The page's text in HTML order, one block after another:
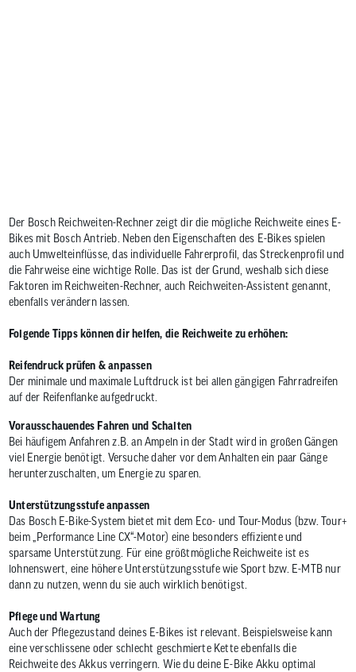
Der Bosch Reichweiten-Rechner zeigt dir die mögliche Reichweite eines E-
Bikes mit Bosch Antrieb. Neben den Eigenschaften des E-Bikes spielen
auch Umwelteinflüsse, das individuelle Fahrerprofil, das Streckenprofil und
die Fahrweise eine wichtige Rolle. Das ist der Grund, weshalb sich diese
Faktoren im Reichweiten-Rechner, auch Reichweiten-Assistent genannt,
ebenfalls verändern lassen.
Folgende Tipps können dir helfen, die Reichweite zu erhöhen:
Reifendruck prüfen & anpassen
Der minimale und maximale Luftdruck ist bei allen gängigen Fahrradreifen
auf der Reifenflanke aufgedruckt.
Vorausschauendes Fahren und Schalten
Bei häufigem Anfahren z.B. an Ampeln in der Stadt wird in großen Gängen
viel Energie benötigt. Versuche daher vor dem Anhalten ein paar Gänge
herunterzuschalten, um Energie zu sparen.
Unterstützungsstufe anpassen
Das Bosch E-Bike-System bietet mit dem Eco- und Tour-Modus (bzw. Tour+
beim „Performance Line CX“-Motor) eine besonders effiziente und
sparsame Unterstützung. Für eine größtmögliche Reichweite ist es
lohnenswert, eine höhere Unterstützungsstufe wie Sport bzw. E-MTB nur
dann zu nutzen, wenn du sie auch wirklich benötigst.
Pflege und Wartung
Auch der Pflegezustand deines E-Bikes ist relevant. Beispielsweise kann
eine verschlissene oder schlecht geschmierte Kette ebenfalls die
Reichweite des Akkus verringern. Wie du deine E-Bike Akku optimal